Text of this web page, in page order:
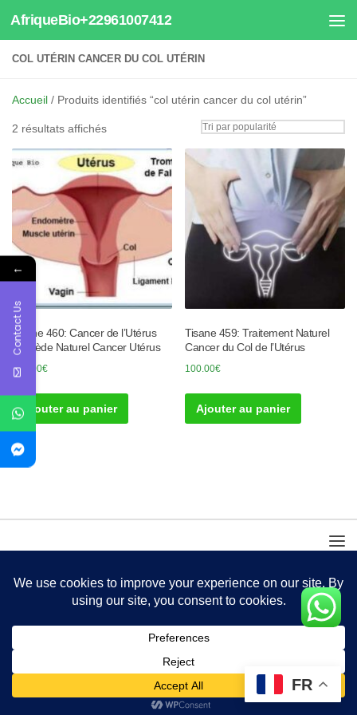
Au dessous du contenu
AfriqueBio+22961007412
COL UTÉRIN CANCER DU COL UTÉRIN
Accueil / Produits identifiés “col utérin cancer du col utérin”
2 résultats affichésTrié
popularité
Tisane 460: Cancer de l’Utérus
Remède Naturel Cancer Utérus
100.00€
Ajouter au panier
Tisane 459: Traitement Naturel
Cancer du Col de l’Utérus
100.00€
Ajouter au panier
FR
←
Contact Us